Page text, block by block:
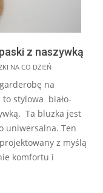
z naszywką
NA CO DZIEŃ
na
to stylowa biało-
Ta bluzka jest
uniwersalna. Ten
z myślą
komfortu i